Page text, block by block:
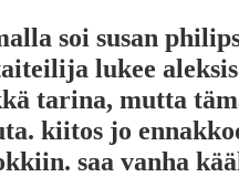
soi susan
lukee
tarina, mutta
kiitos jo
saa vanha